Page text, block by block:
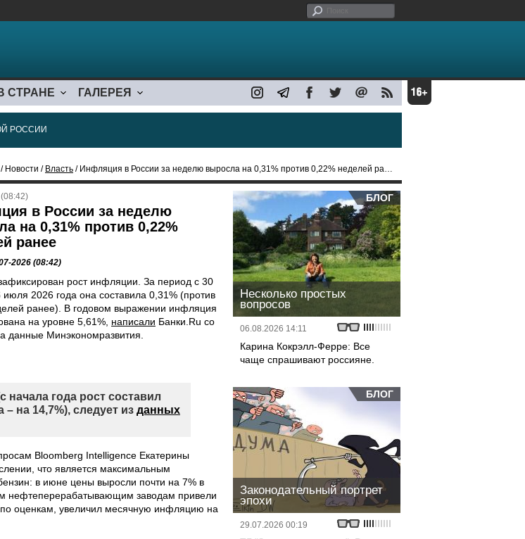
СТРАНЕ ГАЛЕРЕЯ
РОССИИ
/ Новости / Власть / Инфляция в России за неделю выросла на 0,31% против 0,22% неделей ранее
в России за неделю
на 0,31% против 0,22%
ранее
2026 (08:42)
рост инфляции. За период с 30
2026 года она составила 0,31% (против
ранее). В годовом выражении инфляция
на уровне 5,61%, написали Банки.Ru со
данные Минэкономразвития.
года рост составил
– на 14,7%), следует из данных
Bloomberg Intelligence Екатерины
что является максимальным
в июне цены выросли почти на 7% в
нефтеперерабатывающим заводам привели
оценкам, увеличил месячную инфляцию на
БЛОГ
Несколько простых
вопросов
06.08.2026 14:11
Карина Кокрэлл-Ферре: Все
чаще спрашивают россияне.
БЛОГ
Законодательный портрет
эпохи
29.07.2026 00:19